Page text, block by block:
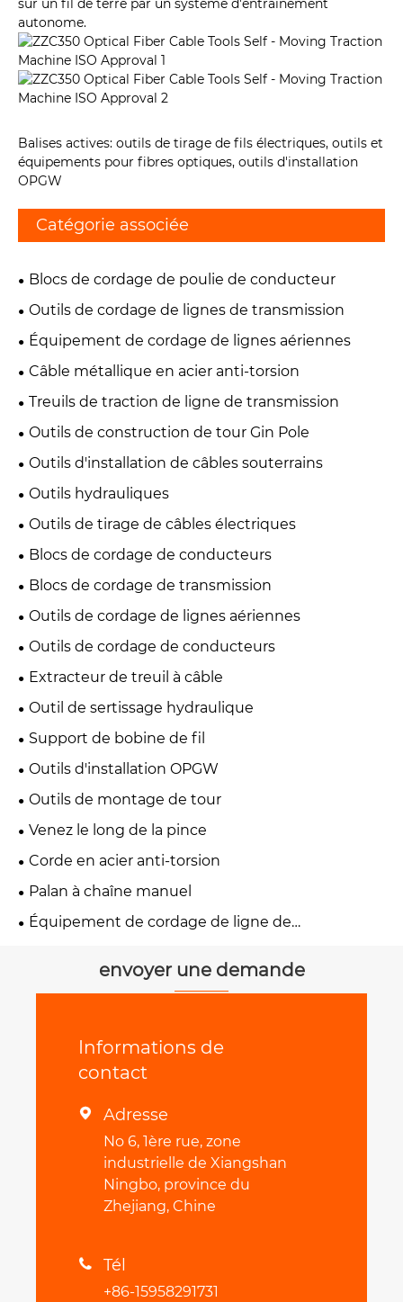
sur un fil de terre par un système d'entraînement
autonome.
Balises actives: outils de tirage de fils électriques, outils et
équipements pour fibres optiques, outils d'installation
OPGW
Catégorie associée
Blocs de cordage de poulie de conducteur
Outils de cordage de lignes de transmission
Équipement de cordage de lignes aériennes
Câble métallique en acier anti-torsion
Treuils de traction de ligne de transmission
Outils de construction de tour Gin Pole
Outils d'installation de câbles souterrains
Outils hydrauliques
Outils de tirage de câbles électriques
Blocs de cordage de conducteurs
Blocs de cordage de transmission
Outils de cordage de lignes aériennes
Outils de cordage de conducteurs
Extracteur de treuil à câble
Outil de sertissage hydraulique
Support de bobine de fil
Outils d'installation OPGW
Outils de montage de tour
Venez le long de la pince
Corde en acier anti-torsion
Palan à chaîne manuel
Équipement de cordage de ligne de
envoyer une demande
Informations de
contact
 Adresse
No 6, 1ère rue, zone
industrielle de Xiangshan
Ningbo, province du
Zhejiang, Chine
 Tél
+86-15958291731